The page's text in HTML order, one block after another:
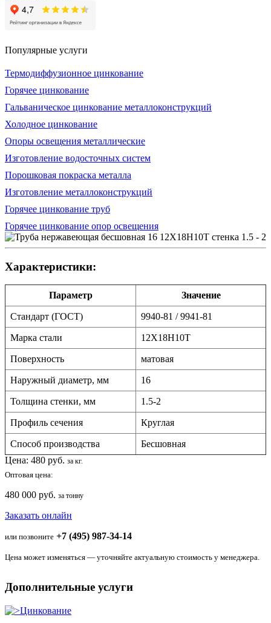
Популярные услуги
Термодиффузионное цинкование
Горячее цинкование
Гальваническое цинкование металлоконструкций
Холодное цинкование
Опоры освещения металлические
Изготовление водосточных систем
Порошковая покраска металла
Изготовление металлоконструкций
Горячее цинкование труб
Горячее цинкование опор освещения
Характеристики:
Параметр Значение
Стандарт (ГОСТ) 9940-81 / 9941-81
Марка стали 12Х18Н10Т
Поверхность матовая
Наружный диаметр, мм 16
Толщина стенки, мм 1.5-2
Профиль сечения Круглая
Способ производства
Бесшовная
Цена: 480 руб. за кг.
Оптовая цена:
480 000 руб. за тонну
Заказать онлайн
или позвоните +7 (495) 987-34-14
Цена может изменяться — уточняйте актуальную стоимость у менеджера.
Дополнительные услуги